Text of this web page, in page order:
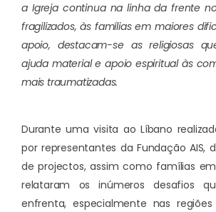
a Igreja continua na linha da frente
fragilizados, às famílias em maiores
apoio, destacam-se as religiosas
ajuda material e apoio espiritual às
mais traumatizadas.
Durante uma visita ao Líbano
por representantes da Fundação AIS,
de projectos, assim como famílias
relataram os inúmeros desafios
enfrenta, especialmente nas